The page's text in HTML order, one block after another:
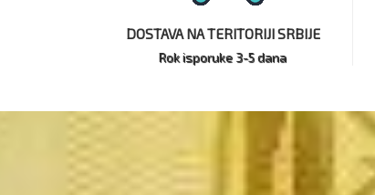
DOSTAVA NA TERITORIJI SRBIJE
Rok isporuke 3-5 dana